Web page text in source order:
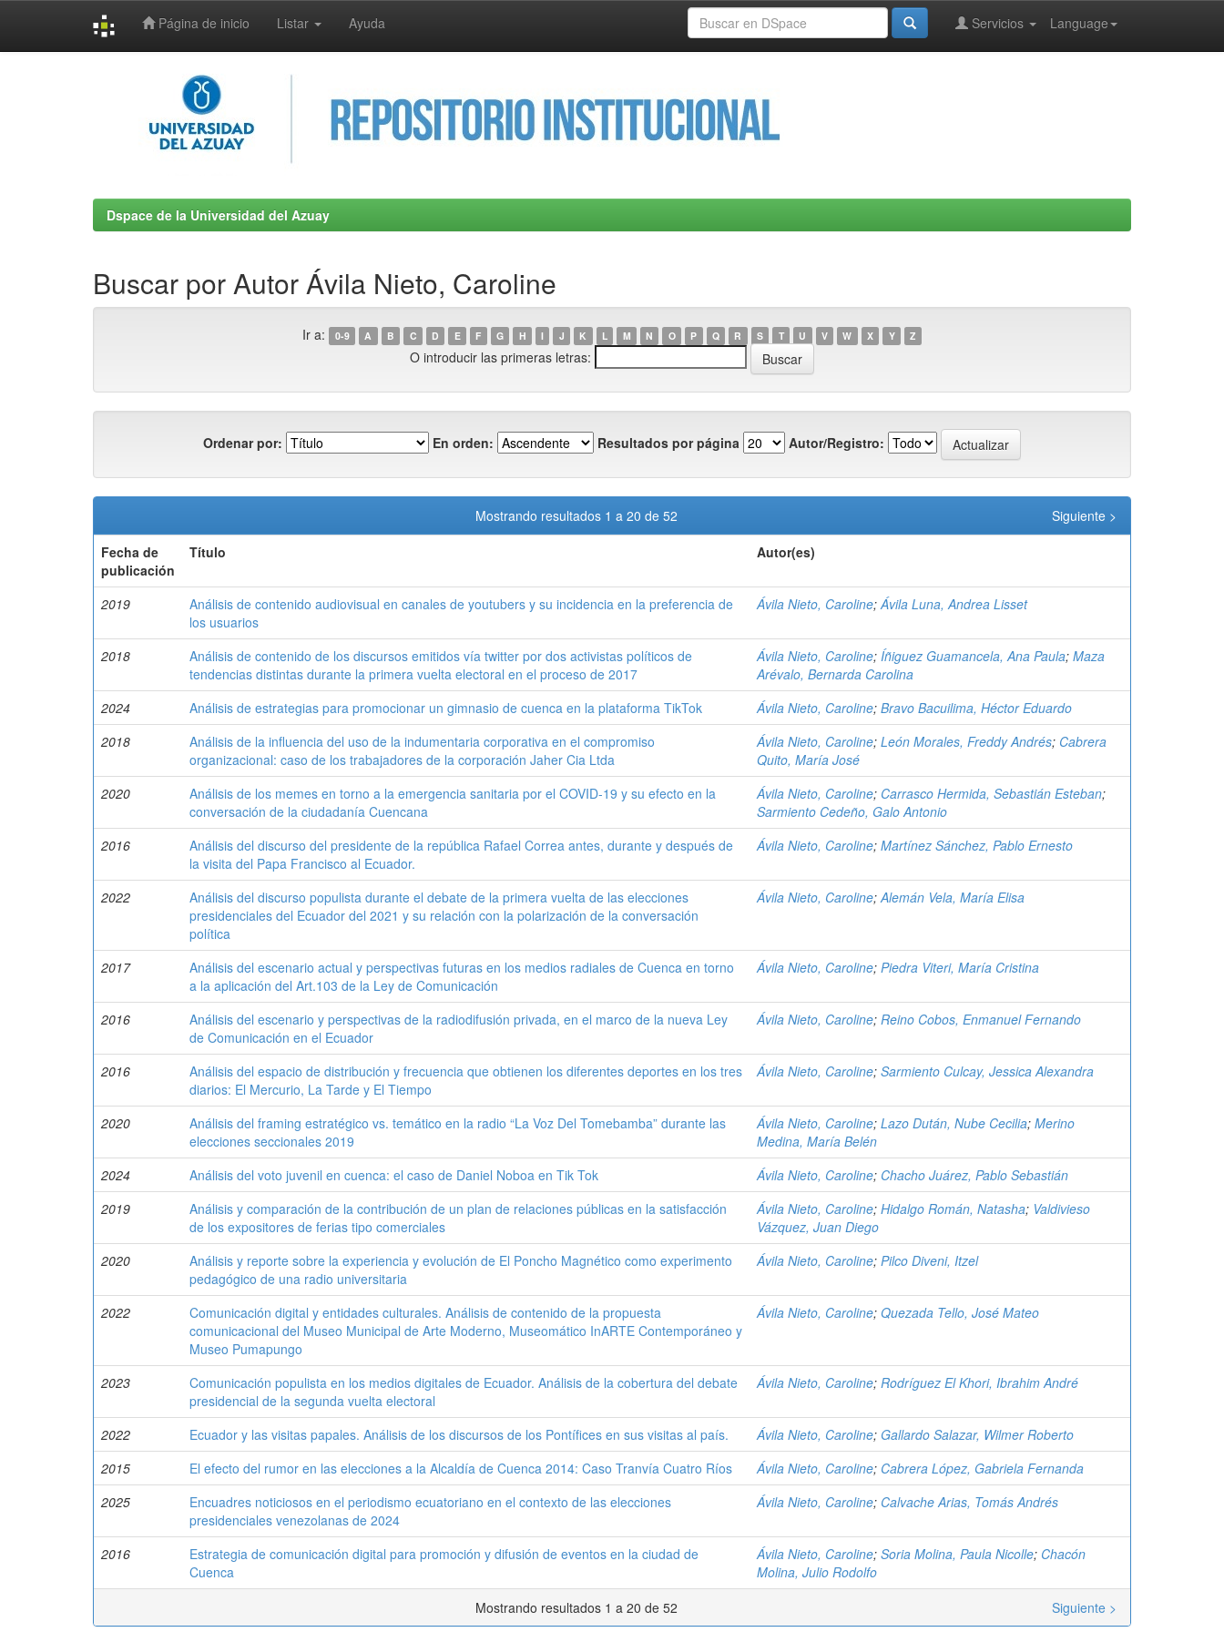
Página de inicio Listar Ayuda Language
Servicios
Dspace de la Universidad del Azuay
Buscar por Autor Ávila Nieto, Caroline
Ir a: 0-9 A B C D E F G H I J K L M N O P Q R S T U V W X Y Z
O introducir las primeras letras:
Ordenar por: En orden: Resultados por página Autor/Registro:
Mostrando resultados 1 a 20 de 52
Siguiente >
Fecha de
publicación
Título Autor(es)
2019
Análisis de contenido audiovisual en canales de youtubers y su incidencia en la preferencia de
los usuarios
Ávila Nieto, Caroline;Ávila Luna, Andrea Lisset
2018
Análisis de contenido de los discursos emitidos vía twitter por dos activistas políticos de
tendencias distintas durante la primera vuelta electoral en el proceso de 2017
Ávila Nieto, Caroline; Íñiguez Guamancela, Ana Paula; Maza
Arévalo, Bernarda Carolina
2024
Análisis de estrategias para promocionar un gimnasio de cuenca en la plataforma TikTok Ávila Nieto, Caroline; Bravo Bacuilima, Héctor Eduardo
2018
Análisis de la influencia del uso de la indumentaria corporativa en el compromiso
organizacional: caso de los trabajadores de la corporación Jaher Cia Ltda
Ávila Nieto, Caroline; León Morales, Freddy Andrés; Cabrera
Quito, María José
2020
Análisis de los memes en torno a la emergencia sanitaria por el COVID-19 y su efecto en la
conversación de la ciudadanía Cuencana
Ávila Nieto, Caroline; Carrasco Hermida, Sebastián Esteban;
Sarmiento Cedeño, Galo Antonio
2016
Análisis del discurso del presidente de la república Rafael Correa antes, durante y después de
la visita del Papa Francisco al Ecuador.
Ávila Nieto, Caroline; Martínez Sánchez, Pablo Ernesto
2022
Análisis del discurso populista durante el debate de la primera vuelta de las elecciones
presidenciales del Ecuador del 2021 y su relación con la polarización de la conversación
política
Ávila Nieto, Caroline;Alemán Vela, María Elisa
2017
Análisis del escenario actual y perspectivas futuras en los medios radiales de Cuenca en torno
a la aplicación del Art.103 de la Ley de Comunicación
Ávila Nieto, Caroline; Piedra Viteri, María Cristina
2016
Análisis del escenario y perspectivas de la radiodifusión privada, en el marco de la nueva Ley
de Comunicación en el Ecuador
Ávila Nieto, Caroline; Reino Cobos, Enmanuel Fernando
2016
Análisis del espacio de distribución y frecuencia que obtienen los diferentes deportes en los tres
diarios: El Mercurio, La Tarde y El Tiempo
Ávila Nieto, Caroline; Sarmiento Culcay, Jessica Alexandra
2020
Análisis del framing estratégico vs. temático en la radio “La Voz Del Tomebamba” durante las
elecciones seccionales 2019
Ávila Nieto, Caroline; Lazo Dután, Nube Cecilia; Merino
Medina, María Belén
2024
Análisis del voto juvenil en cuenca: el caso de Daniel Noboa en Tik Tok Ávila Nieto, Caroline; Chacho Juárez, Pablo Sebastián
2019
Análisis y comparación de la contribución de un plan de relaciones públicas en la satisfacción
de los expositores de ferias tipo comerciales
Ávila Nieto, Caroline; Hidalgo Román, Natasha; Valdivieso
Vázquez, Juan Diego
2020
Análisis y reporte sobre la experiencia y evolución de El Poncho Magnético como experimento
pedagógico de una radio universitaria
Ávila Nieto, Caroline; Pilco Diveni, Itzel
2022
Comunicación digital y entidades culturales. Análisis de contenido de la propuesta
comunicacional del Museo Municipal de Arte Moderno, Museomático InARTE Contemporáneo y
Museo Pumapungo
Ávila Nieto, Caroline; Quezada Tello, José Mateo
2023
Comunicación populista en los medios digitales de Ecuador. Análisis de la cobertura del debate
presidencial de la segunda vuelta electoral
Ávila Nieto, Caroline; Rodríguez El Khori, Ibrahim André
2022 Ecuador y las visitas papales. Análisis de los discursos de los Pontífices en sus visitas al país. Ávila Nieto, Caroline; Gallardo Salazar, Wilmer Roberto
2015
El efecto del rumor en las elecciones a la Alcaldía de Cuenca 2014: Caso Tranvía Cuatro Ríos Ávila Nieto, Caroline; Cabrera López, Gabriela Fernanda
2025
Encuadres noticiosos en el periodismo ecuatoriano en el contexto de las elecciones
presidenciales venezolanas de 2024
Ávila Nieto, Caroline; Calvache Arias, Tomás Andrés
2016
Estrategia de comunicación digital para promoción y difusión de eventos en la ciudad de
Cuenca
Ávila Nieto, Caroline; Soria Molina, Paula Nicolle; Chacón
Molina, Julio Rodolfo
Mostrando resultados 1 a 20 de 52
Siguiente >